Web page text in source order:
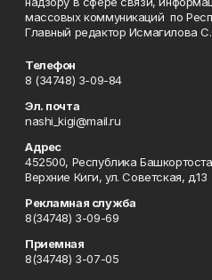
массовых коммуникаций по
Главный редактор Исмагилова
Телефон
8 (34748) 3-09-84
Эл. почта
nashi_kigi@mail.ru
Адрес
452500, Республика
Верхние Киги, ул. Советская, д.13
Рекламная служба
8(34748) 3-09-69
Приемная
8(34748) 3-07-05